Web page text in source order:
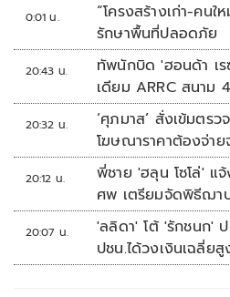
0:01 น.
“โครงสร้างเก่า-คนใหม่”บีอา
รักษาพื้นที่ปลอดภัย
20:43 น.
ทัพนักบิด 'ฮอนด้า เ
เดียม ARRC สนาม
20:32 น.
‘ศุภมาส’ สั่งเข้มตร
โฆษณาราคาต้องจ่าย
20:12 น.
พี่ชาย 'ฮลุน โซโล่' แ
ศพ เตรียมจัดพิธีฌา
20:07 น.
'ลลิดา' โต้ 'รักชนก'
ปชน.ได้วงเงินเฉลี่ย